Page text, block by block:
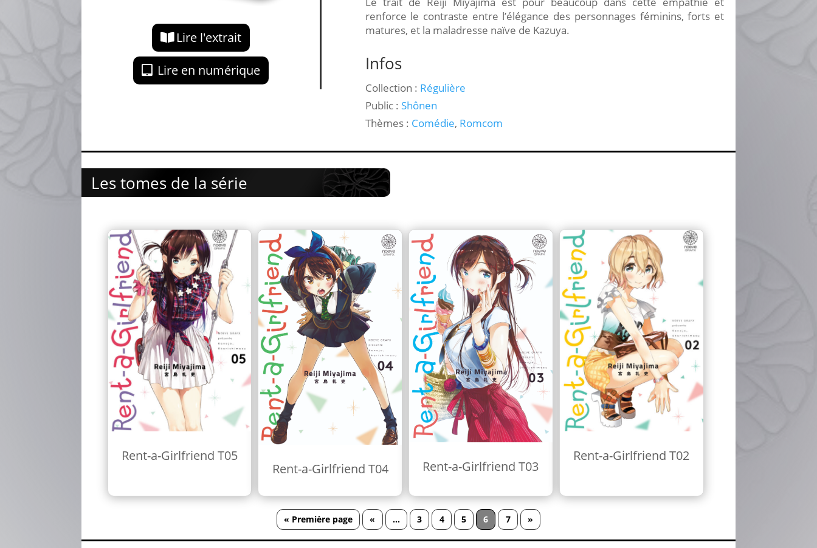
Lire l'extrait
Lire en numérique
Le trait de Reiji Miyajima est pour beaucoup dans cette empathie et
renforce le contraste entre l’élégance des personnages féminins, forts et
matures, et la maladresse naïve de Kazuya.
Infos
Collection : Régulière
Public : Shônen
Thèmes : Comédie, Romcom
Les tomes de la série
Rent-a-Girlfriend T05
Rent-a-Girlfriend T04 Rent-a-Girlfriend T03
Rent-a-Girlfriend T02
« Première page « … 3 4 5 6 7 »